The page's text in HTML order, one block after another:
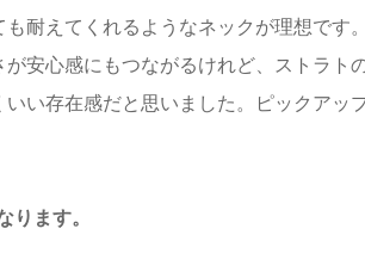
耐えてくれるようなネックが理想です
が安心感にもつながるけれど、ストラト
い存在感だと思いました。ピックアッ
ります。